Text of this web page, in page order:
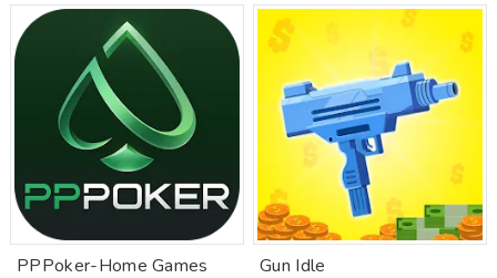
PPPoker-Home Games Gun Idle